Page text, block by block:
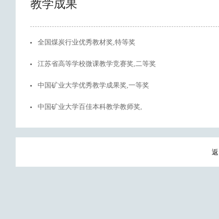
教学成果
全国煤炭行业优秀教材奖,特等奖
江苏省高等学校微课教学竞赛奖,二等奖
中国矿业大学优秀教学成果奖,一等奖
中国矿业大学百佳本科教学教师奖,